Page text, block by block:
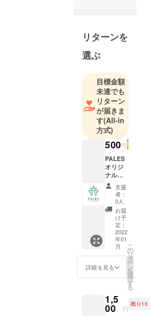
リターンを
選ぶ
目標金額
未達でも
リターン
が届きま
す(All-in
方式)
500円
PALES
オリジ
ナルス
テッ
カーと
お礼
メール
を送ら
せてい
ただき
ます！
お届け
予定
日:2022
年1月中
支援
者：
0人
お届
け予
定：
2022
年01
月
詳細を見る
こ
の
リ
タ
ー
ン
を
選
択
す
る
1,5
00 円
残り15